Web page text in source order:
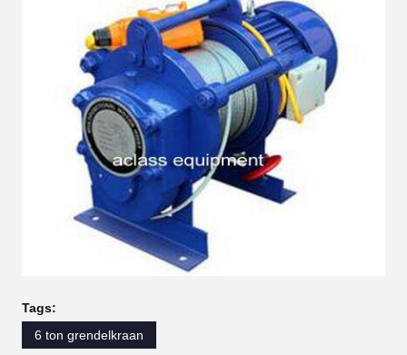
Tags:
6 ton grendelkraan